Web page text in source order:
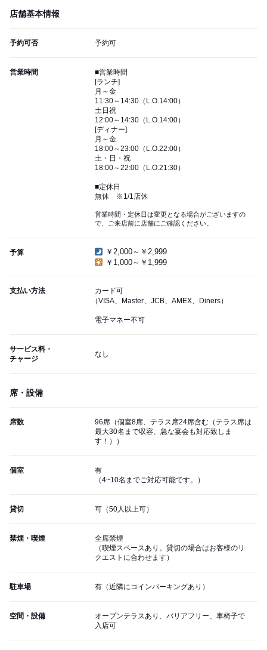
店舗基本情報
予約可否 予約可
営業時間
■営業時間
[ランチ]
月～金
11:30～14:30（L.O.14:00）
土日祝
12:00～14:30（L.O.14:00）
[ディナー]
月～金
18:00～23:00（L.O.22:00）
土・日・祝
18:00～22:00（L.O.21:30）
■定休日
無休 ※1/1店休
営業時間・定休日は変更となる場合がございますの
で、ご来店前に店舗にご確認ください。
予算
￥2,000～￥2,999
￥1,000～￥1,999
支払い方法
カード可
（VISA、Master、JCB、AMEX、Diners）
電子マネー不可
サービス料・
チャージ
なし
席・設備
席数
96席（個室8席、テラス席24席含む（テラス席は
最大30名まで収容、急な宴会も対応致しま
す！））
個室
有
（4~10名までご対応可能です。）
貸切 可（50人以上可）
禁煙・喫煙
全席禁煙
（喫煙スペースあり。貸切の場合はお客様のリ
クエストに合わせます）
駐車場 有（近隣にコインパーキングあり）
空間・設備
オープンテラスあり、バリアフリー、車椅子で
入店可